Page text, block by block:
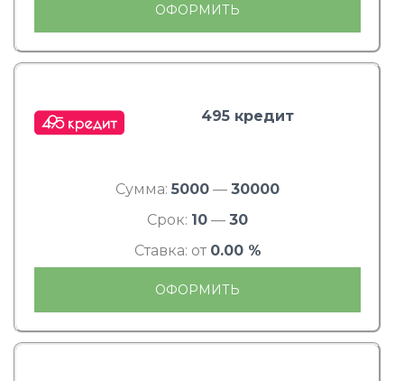
ОФОРМИТЬ
495 кредит
Сумма: 5000 — 30000
Срок: 10 — 30
Ставка: от 0.00 %
ОФОРМИТЬ